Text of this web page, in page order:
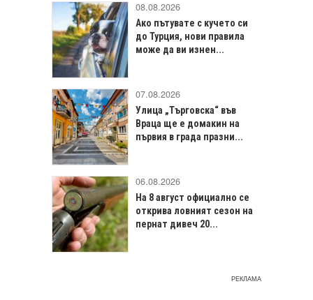
08.08.2026
Ако пътувате с кучето си
до Турция, нови правила
може да ви изнен...
07.08.2026
Улица „Търговска“ във
Враца щe е домакин на
първия в града празни...
06.08.2026
На 8 август официално се
открива ловният сезон на
пернат дивеч 20...
РЕКЛАМА